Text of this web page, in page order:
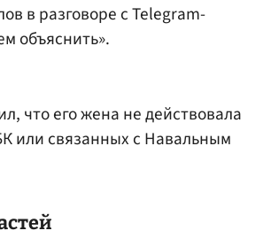
в разговоре с Telegram-
объяснить».
что его жена не действовала
или связанных с Навальным